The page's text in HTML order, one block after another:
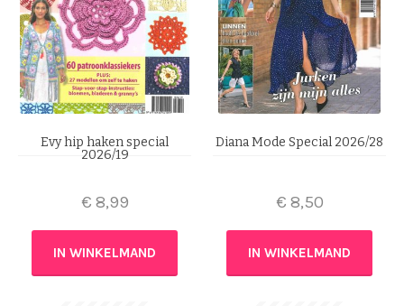
Evy hip haken special
2026/19
€ 8,99
IN WINKELMAND
Diana Mode Special 2026/28
€ 8,50
IN WINKELMAND